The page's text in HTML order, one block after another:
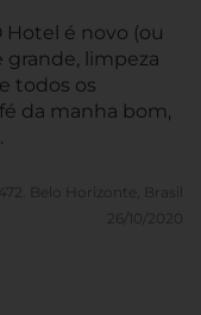
é novo (ou
limpeza
da manha bom,
Belo Horizonte, Brasil
26/10/2020